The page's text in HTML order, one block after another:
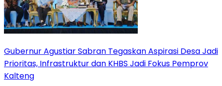
Gubernur Agustiar Sabran Tegaskan Aspirasi Desa Jadi
Prioritas, Infrastruktur dan KHBS Jadi Fokus Pemprov
Kalteng